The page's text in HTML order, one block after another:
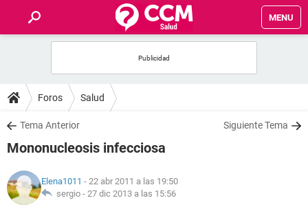
MENU
FOROS
SALUD
NUTRICIÓN
Foros Salud
Tema Anterior Siguiente Tema
Mononucleosis infecciosa
Elena1011 - 22 abr 2011 a las 19:50
sergio - 27 dic 2013 a las 15:56